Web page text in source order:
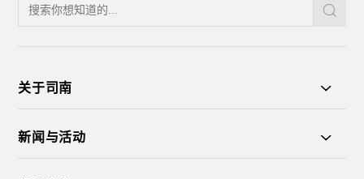
关于司南
新闻与活动